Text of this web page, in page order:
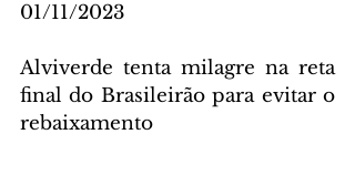
01/11/2023
Alviverde tenta milagre na reta
final do Brasileirão para evitar o
rebaixamento